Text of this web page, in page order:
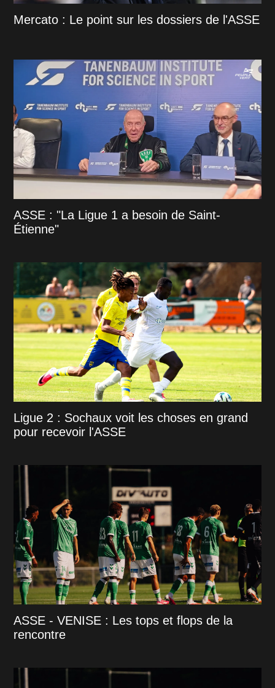
Mercato : Le point sur les dossiers de l'ASSE
ASSE : "La Ligue 1 a besoin de Saint-
Étienne"
Ligue 2 : Sochaux voit les choses en grand
pour recevoir l'ASSE
ASSE - VENISE : Les tops et flops de la
rencontre